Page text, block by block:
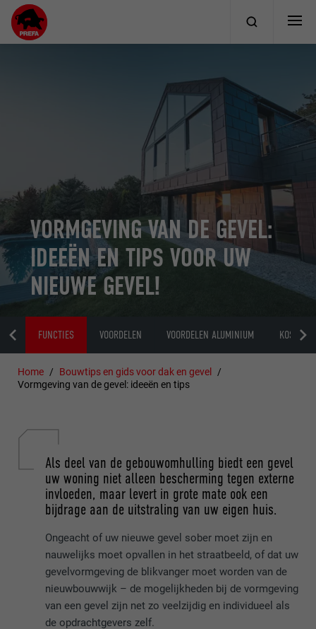
VORMGEVING VAN DE GEVEL:
IDEEËN EN TIPS VOOR UW
NIEUWE GEVEL!
FUNCTIES VOORDELEN VOORDELEN ALUMINIUM KOSTEN
Home
Bouwtips en gids voor dak en gevel
Vormgeving van de gevel: ideeën en tips
Als deel van de gebouwomhulling biedt een gevel
uw woning niet alleen bescherming tegen externe
invloeden, maar levert in grote mate ook een
bijdrage aan de uitstraling van uw eigen huis.
Ongeacht of uw nieuwe gevel sober moet zijn en
nauwelijks moet opvallen in het straatbeeld, of dat uw
gevelvormgeving de blikvanger moet worden van de
nieuwbouwwijk – de mogelijkheden bij de vormgeving
van een gevel zijn net zo veelzijdig en individueel als
de opdrachtgevers zelf.